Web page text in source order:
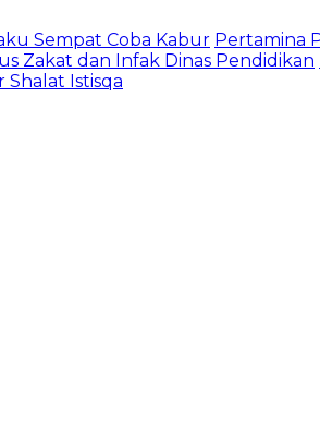
Sempat Coba Kabur Pertamina
Zakat dan Infak Dinas Pendidikan
Shalat Istisqa